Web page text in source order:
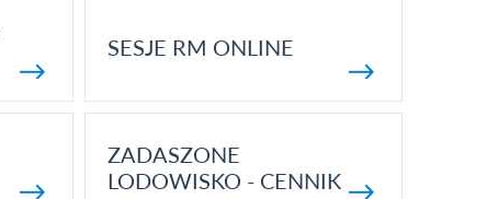
SESJE RM ONLINE
ZADASZONE
LODOWISKO - CENNIK